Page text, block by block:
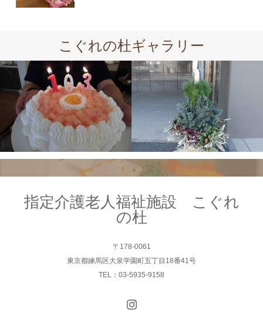
こぐれの杜ギャラリー
指定介護老人福祉施設 こぐれ
の杜
〒178-0061
東京都練馬区大泉学園町五丁目18番41号
TEL：03-5935-9158